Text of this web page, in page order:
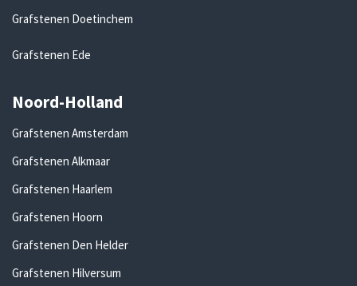
Grafstenen Doetinchem
Grafstenen Ede
Noord-Holland
Grafstenen Amsterdam
Grafstenen Alkmaar
Grafstenen Haarlem
Grafstenen Hoorn
Grafstenen Den Helder
Grafstenen Hilversum